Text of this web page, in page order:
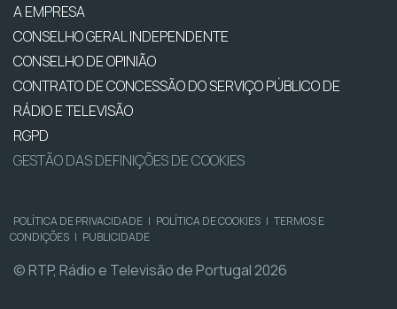
A EMPRESA
CONSELHO GERAL INDEPENDENTE
CONSELHO DE OPINIÃO
CONTRATO DE CONCESSÃO DO SERVIÇO PÚBLICO DE
RÁDIO E TELEVISÃO
RGPD
GESTÃO DAS DEFINIÇÕES DE COOKIES
POLÍTICA DE PRIVACIDADE | POLÍTICA DE COOKIES | TERMOS E
CONDIÇÕES | PUBLICIDADE
© RTP, Rádio e Televisão de Portugal 2026